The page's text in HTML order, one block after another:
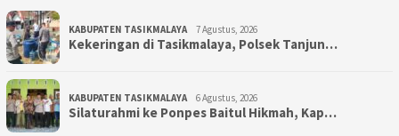
KABUPATEN TASIKMALAYA 7 Agustus, 2026
Kekeringan di Tasikmalaya, Polsek Tanjun…
KABUPATEN TASIKMALAYA 6 Agustus, 2026
Silaturahmi ke Ponpes Baitul Hikmah, Kap…